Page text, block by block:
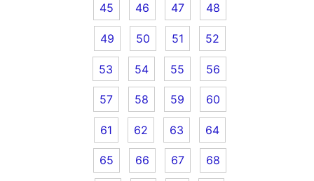
45 46 47 48
49 50 51 52
53 54 55 56
57 58 59 60
61 62 63 64
65 66 67 68